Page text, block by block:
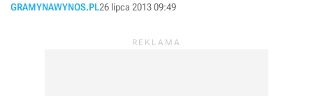
GRAMYNAWYNOS.PL26 lipca 2013 09:49